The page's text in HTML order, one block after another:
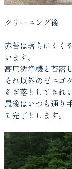
クリーニング後
赤苔は落ちにくく
います。
高圧洗浄機と苔落
それ以外のゼニゴ
そぎ落としてきれ
最後はいつも通り
て完了とします。